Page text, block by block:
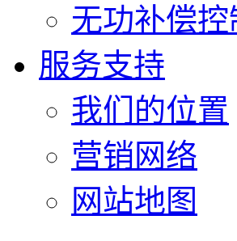
无功补偿控
服务支持
我们的位置
营销网络
网站地图